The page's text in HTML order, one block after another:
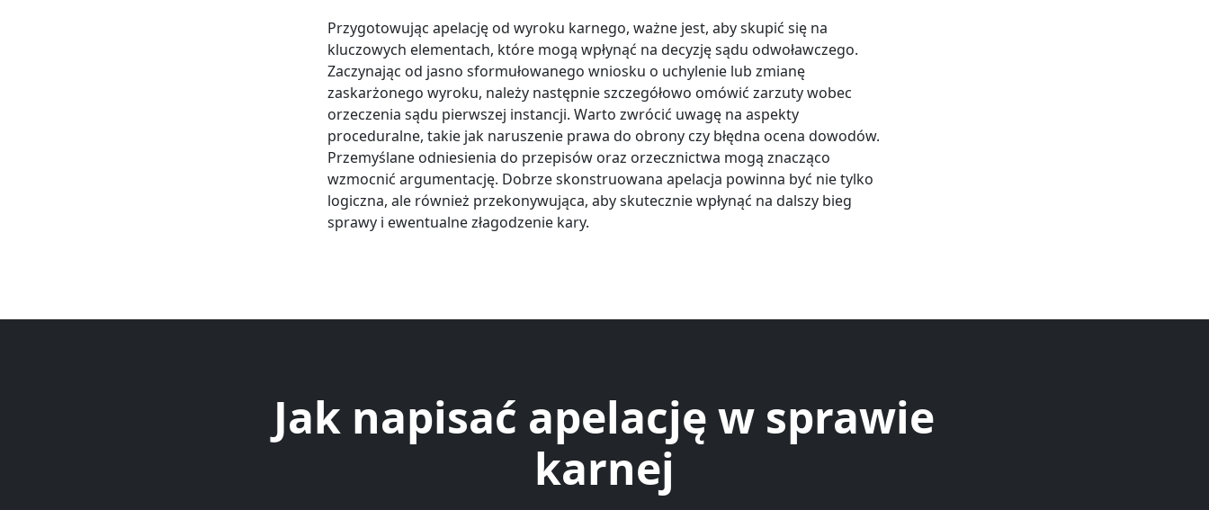
Przygotowując apelację od wyroku karnego, ważne jest, aby skupić się na
kluczowych elementach, które mogą wpłynąć na decyzję sądu odwoławczego.
Zaczynając od jasno sformułowanego wniosku o uchylenie lub zmianę
zaskarżonego wyroku, należy następnie szczegółowo omówić zarzuty wobec
orzeczenia sądu pierwszej instancji. Warto zwrócić uwagę na aspekty
proceduralne, takie jak naruszenie prawa do obrony czy błędna ocena dowodów.
Przemyślane odniesienia do przepisów oraz orzecznictwa mogą znacząco
wzmocnić argumentację. Dobrze skonstruowana apelacja powinna być nie tylko
logiczna, ale również przekonywująca, aby skutecznie wpłynąć na dalszy bieg
sprawy i ewentualne złagodzenie kary.
Jak napisać apelację w sprawie
karnej